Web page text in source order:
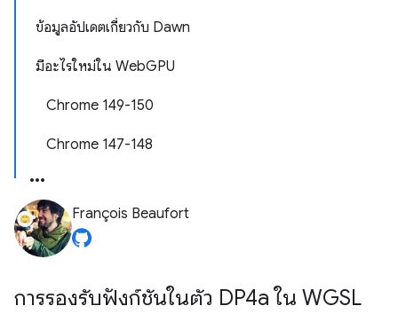
ข้อมูลอัปเดตเกี่ยวกับ Dawn
มีอะไรใหม่ใน WebGPU
Chrome 149-150
Chrome 147-148
François Beaufort
การรองรับฟังก์ชันในตัว DP4a ใน WGSL